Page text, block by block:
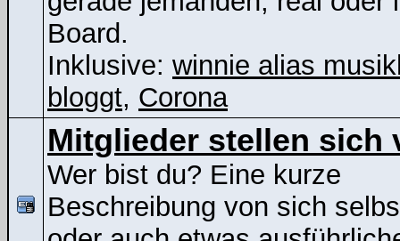
Board.
Inklusive: winnie alias
bloggt, Corona
Mitglieder stellen sich
Wer bist du? Eine kurze
Beschreibung von sich